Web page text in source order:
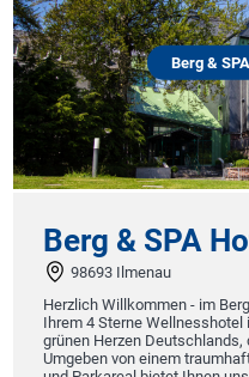
Berg &
Berg & SPA
98693 Ilmenau
Herzlich Willkommen - im
Ihrem 4 Sterne Wellnesshotel
grünen Herzen Deutschlands,
Umgeben von einem